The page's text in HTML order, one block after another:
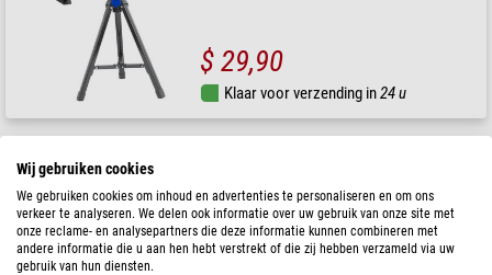
$ 29,90
Klaar voor verzending in24 u
Wij gebruiken cookies
We gebruiken cookies om inhoud en advertenties te personaliseren en om ons
verkeer te analyseren. We delen ook informatie over uw gebruik van onze site met
onze reclame- en analysepartners die deze informatie kunnen combineren met
andere informatie die u aan hen hebt verstrekt of die zij hebben verzameld via uw
gebruik van hun diensten.